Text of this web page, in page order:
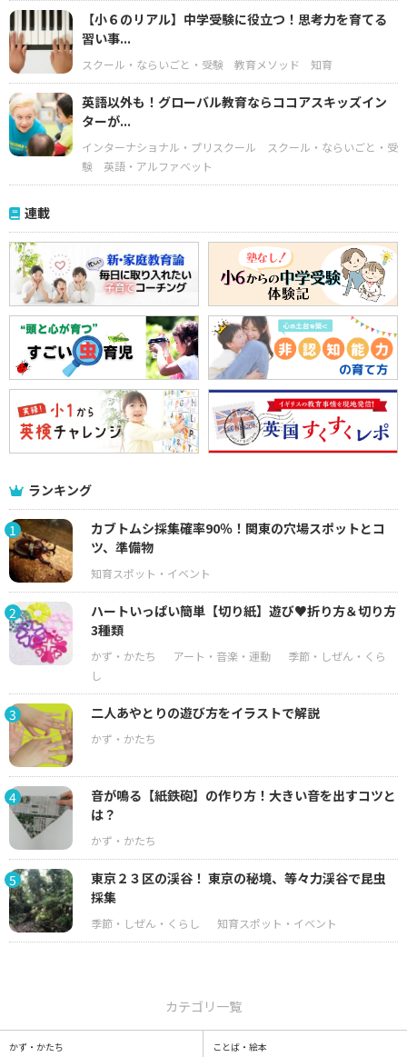
【小６のリアル】中学受験に役立つ！思考力を育てる
習い事...
スクール・ならいごと・受験 教育メソッド 知育
英語以外も！グローバル教育ならココアスキッズイン
ターが...
インターナショナル・プリスクール
スクール・ならいごと・受
験
英語・アルファベット
連載
ランキング
1
カブトムシ採集確率90％！関東の穴場スポットとコ
ツ、準備物
2
ハートいっぱい簡単【切り紙】遊び♥折り方＆切り方
3種類
3 二人あやとりの遊び方をイラストで解説
4
音が鳴る【紙鉄砲】の作り方！大きい音を出すコツと
は？
5
東京２３区の渓谷！ 東京の秘境、等々力渓谷で昆虫
採集
カテゴリ一覧
かず・かたち ことば・絵本